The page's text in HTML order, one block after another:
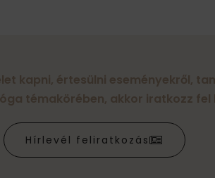
kapni, értesülni eseményekről,
témakörében, akkor iratkozz fel
Hírlevél feliratkozás